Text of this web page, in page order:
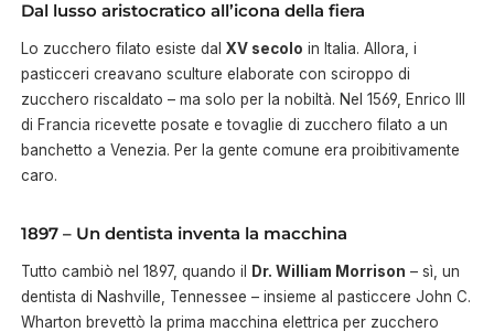
Dal lusso aristocratico all’icona della fiera
Lo zucchero filato esiste dal XV secolo in Italia. Allora, i
pasticceri creavano sculture elaborate con sciroppo di
zucchero riscaldato – ma solo per la nobiltà. Nel 1569, Enrico III
di Francia ricevette posate e tovaglie di zucchero filato a un
banchetto a Venezia. Per la gente comune era proibitivamente
caro.
1897 – Un dentista inventa la macchina
Tutto cambiò nel 1897, quando il Dr. William Morrison – sì, un
dentista di Nashville, Tennessee – insieme al pasticcere John C.
Wharton brevettò la prima macchina elettrica per zucchero